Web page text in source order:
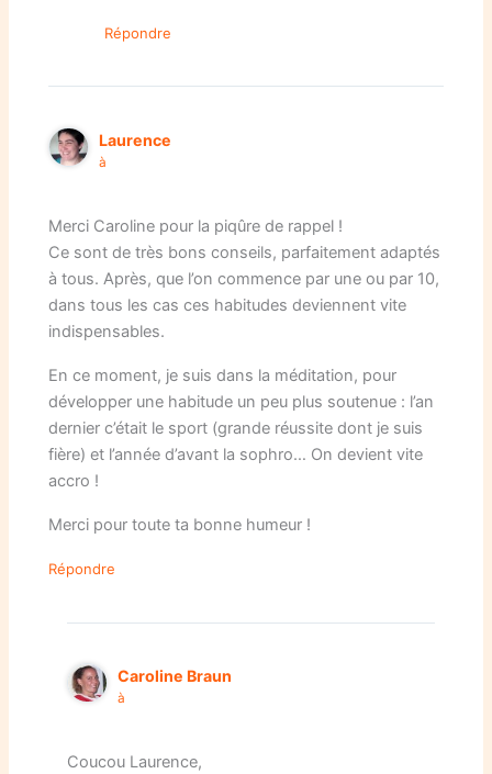
Répondre
Laurence
à
Merci Caroline pour la piqûre de rappel !
Ce sont de très bons conseils, parfaitement adaptés
à tous. Après, que l’on commence par une ou par 10,
dans tous les cas ces habitudes deviennent vite
indispensables.
En ce moment, je suis dans la méditation, pour
développer une habitude un peu plus soutenue : l’an
dernier c’était le sport (grande réussite dont je suis
fière) et l’année d’avant la sophro… On devient vite
accro !
Merci pour toute ta bonne humeur !
Répondre
Caroline Braun
à
Coucou Laurence,